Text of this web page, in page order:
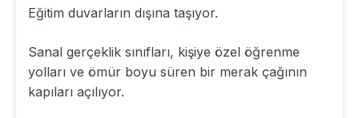
Eğitim duvarların dışına taşıyor.
Sanal gerçeklik sınıfları, kişiye özel öğrenme
yolları ve ömür boyu süren bir merak çağının
kapıları açılıyor.